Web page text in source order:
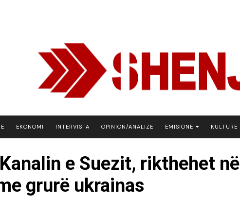
EKONOMI INTERVISTA OPINION/ANALIZË EMISIONE
BOTA NE FOKUS
KULTURË
e Suezit, rikthehet në
grurë ukrainas